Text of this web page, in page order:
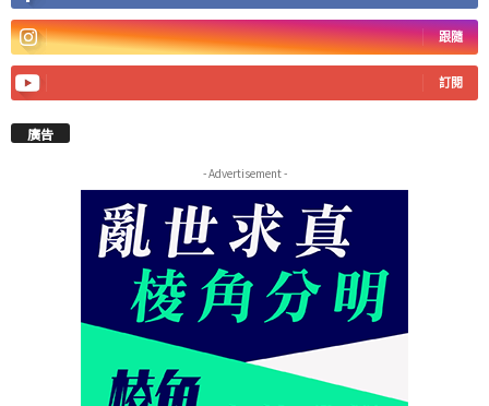
跟隨
訂閱
廣告
- Advertisement -